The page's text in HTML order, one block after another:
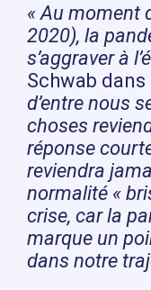
« Au moment
2020), la
s’aggraver à
Schwab
d’entre nous
choses
réponse
reviendra
normalité «
crise, car la
marque un
dans notre